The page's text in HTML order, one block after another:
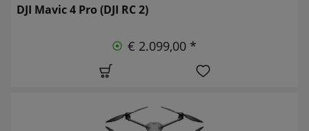
DJI Mavic 4 Pro (DJI RC 2)
€ 2.099,00 *